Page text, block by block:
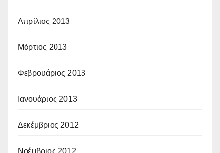
Απρίλιος 2013
Μάρτιος 2013
Φεβρουάριος 2013
Ιανουάριος 2013
Δεκέμβριος 2012
Νοέμβριος 2012